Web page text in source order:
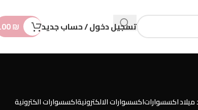
تسجيل دخول / حساب جديد ₪
ميلاداكسسواراتاكسسوارات الالكترونيةاكسسوارات الكترونية